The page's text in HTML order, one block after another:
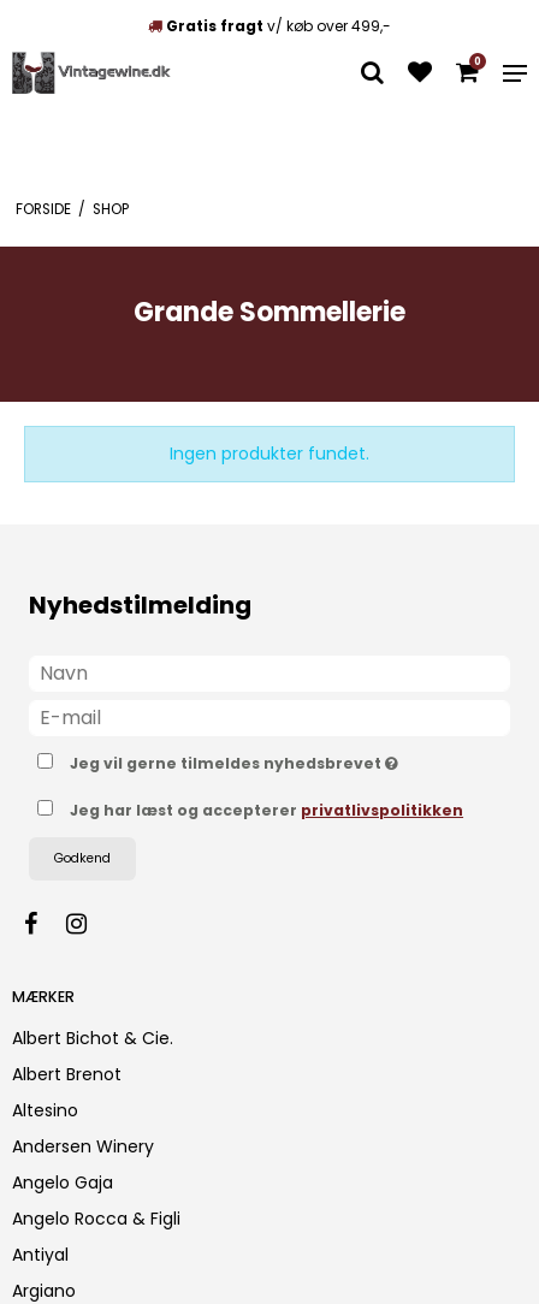
Gratis fragt v/ køb over 499,-
0
FORSIDE / SHOP
Grande Sommellerie
Ingen produkter fundet.
Nyhedstilmelding
Jeg vil gerne tilmeldes nyhedsbrevet
Jeg har læst og accepterer privatlivspolitikken
Godkend
MÆRKER
Albert Bichot & Cie.
Albert Brenot
Altesino
Andersen Winery
Angelo Gaja
Angelo Rocca & Figli
Antiyal
Argiano